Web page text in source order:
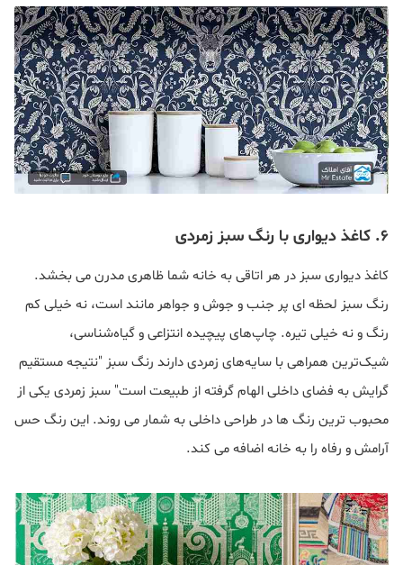
۶. کاغذ دیواری با رنگ سبز زمردی
کاغذ دیواری سبز در هر اتاقی به خانه شما ظاهری مدرن می بخشد.
رنگ سبز لحظه ای پر جنب و جوش و جواهر مانند است، نه خیلی کم
رنگ و نه خیلی تیره. چاپ‌های پیچیده انتزاعی و گیاه‌شناسی،
شیک‌ترین همراهی با سایه‌های زمردی دارند رنگ سبز "نتیجه مستقیم
گرایش به فضای داخلی الهام گرفته از طبیعت است" سبز زمردی یکی از
محبوب ترین رنگ ها در طراحی داخلی به شمار می روند. این رنگ حس
آرامش و رفاه را به خانه اضافه می کند.